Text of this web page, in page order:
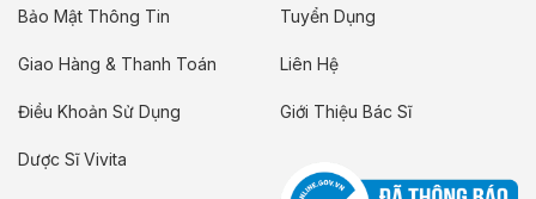
Bảo Mật Thông Tin
Giao Hàng & Thanh Toán
Điều Khoản Sử Dụng
Dược Sĩ Vivita
Tuyển Dụng
Liên Hệ
Giới Thiệu Bác Sĩ